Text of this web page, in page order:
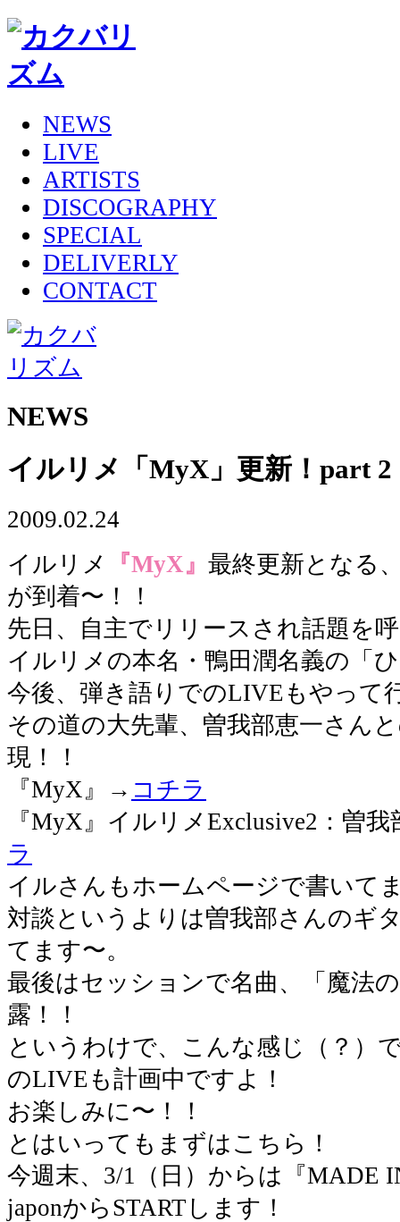
NEWS
LIVE
ARTISTS
DISCOGRAPHY
SPECIAL
DELIVERLY
CONTACT
NEWS
イルリメ「MyX」更新！part 2
2009.02.24
イルリメ
『MyX』 最終更新となる
が到着〜！！
先日、自主でリリースされ話題を
イルリメの本名・鴨田潤名義の「
今後、弾き語りでのLIVEもやって
その道の大先輩、曽我部恵一さん
現！！
『MyX』→ コチラ
『MyX』イルリメExclusive2：曽
ラ
イルさんもホームページで書いて
対談というよりは曽我部さんのギ
てます〜。
最後はセッションで名曲、「魔法
露！！
というわけで、こんな感じ（？）
のLIVEも計画中ですよ！
お楽しみに〜！！
とはいってもまずはこちら！
今週末、3/1（日）からは『MADE
japonからSTARTします！